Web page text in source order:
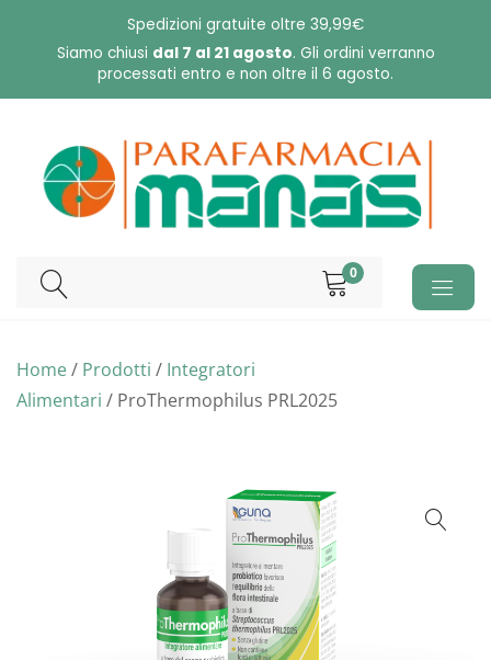
Spedizioni gratuite oltre 39,99€
Siamo chiusi dal 7 al 21 agosto. Gli ordini verranno
processati entro e non oltre il 6 agosto.
0
Home/ Prodotti / Integratori
Alimentari / ProThermophilus PRL2025